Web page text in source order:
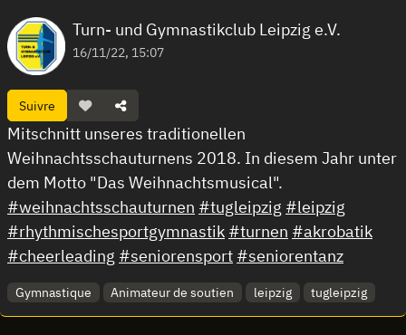
Turn- und Gymnastikclub Leipzig e.V.
16/11/22, 15:07
Suivre
Mitschnitt unseres traditionellen
Weihnachtsschauturnens 2018. In diesem Jahr unter
dem Motto "Das Weihnachtsmusical".
#weihnachtsschauturnen #tugleipzig #leipzig
#rhythmischesportgymnastik #turnen #akrobatik
#cheerleading #seniorensport #seniorentanz
Gymnastique Animateur de soutien leipzig tugleipzig